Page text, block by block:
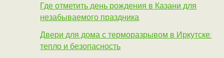
Где отметить день рождения в Казани для
незабываемого праздника
Двери для дома с терморазрывом в Иркутске:
тепло и безопасность